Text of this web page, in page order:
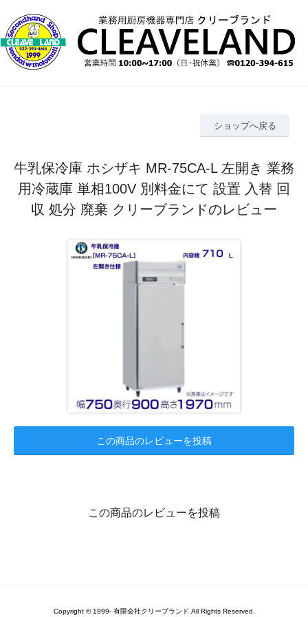
ショップへ戻る
牛乳保冷庫 ホシザキ MR-75CA-L 左開き 業務
用冷蔵庫 単相100V 別料金にて 設置 入替 回
収 処分 廃棄 クリーブランドのレビュー
この商品のレビューを投稿
この商品のレビューを投稿
Copyright © 1999- 有限会社クリーブランド All Rights Reserved.